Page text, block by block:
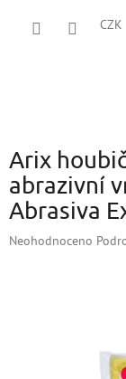
CZK
Arix
abrazivní
Abrasiva
Průměrné
Neohodnoceno